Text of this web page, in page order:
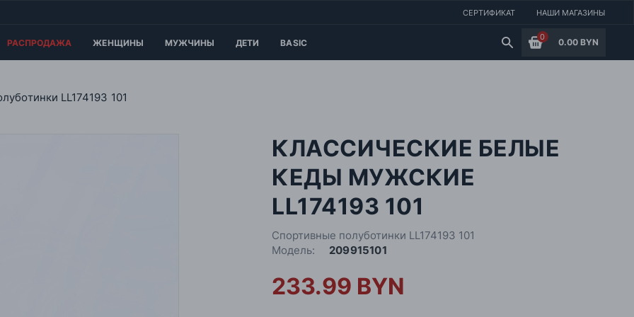
СЕРТИФИКАТ НАШИ МАГАЗИНЫ
РАСПРОДАЖА ЖЕНЩИНЫ МУЖЧИНЫ ДЕТИ BASIC
0
0.00 BYN
LL174193 101
КЛАССИЧЕСКИЕ БЕЛЫЕ
КЕДЫ МУЖСКИЕ
LL174193 101
Спортивные полуботинки LL174193 101
Модель:
209915101
233.99 BYN